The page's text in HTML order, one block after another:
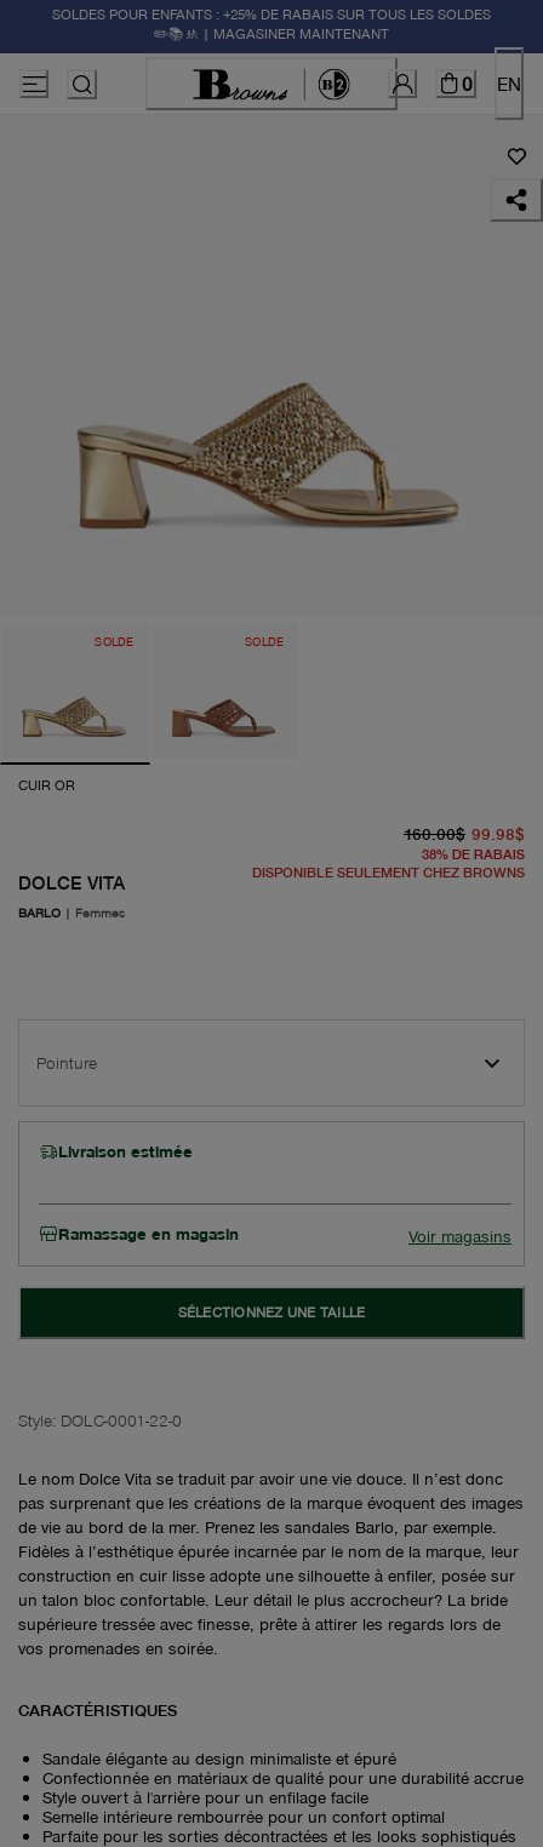
SOLDES POUR ENFANTS : +25% DE RABAIS SUR TOUS LES SOLDES
✏️📚🚸 | MAGASINER MAINTENANT
0 EN
SOLDE SOLDE
CUIR OR
DOLCE VITA
BARLO | Femmes
160.00$ 99.98$
38% DE RABAIS
DISPONIBLE SEULEMENT CHEZ BROWNS
Pointure
Livraison estimée
Ramassage en magasin Voir magasins
SÉLECTIONNEZ UNE TAILLE
Style: DOLC-0001-22-0
Le nom Dolce Vita se traduit par avoir une vie douce. Il n’est donc
pas surprenant que les créations de la marque évoquent des images
de vie au bord de la mer. Prenez les sandales Barlo, par exemple.
Fidèles à l’esthétique épurée incarnée par le nom de la marque, leur
construction en cuir lisse adopte une silhouette à enfiler, posée sur
un talon bloc confortable. Leur détail le plus accrocheur? La bride
supérieure tressée avec finesse, prête à attirer les regards lors de
vos promenades en soirée.
CARACTÉRISTIQUES
Sandale élégante au design minimaliste et épuré
Confectionnée en matériaux de qualité pour une durabilité accrue
Style ouvert à l'arrière pour un enfilage facile
Semelle intérieure rembourrée pour un confort optimal
Parfaite pour les sorties décontractées et les looks sophistiqués